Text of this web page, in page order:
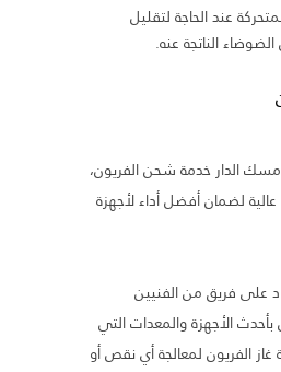
عند الحاجة لتقليل
الناتجة عنه.
الدار خدمة شحن الفريون،
عالية لضمان أفضل أداء لأجهزة
على فريق من الفنيين
الأجهزة والمعدات التي
الفريون لمعالجة أي نقص أو